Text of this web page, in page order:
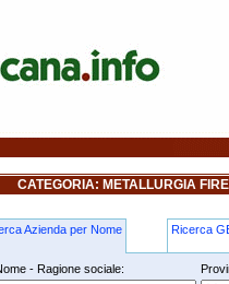
CATEGORIA: METALLURGIA
Azienda per Nome Ricerca
- Ragione sociale:
firenze